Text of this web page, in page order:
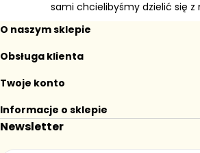
sami chcielibyśmy dzielić się z
O naszym sklepie
Obsługa klienta
Twoje konto
Informacje o sklepie
Newsletter